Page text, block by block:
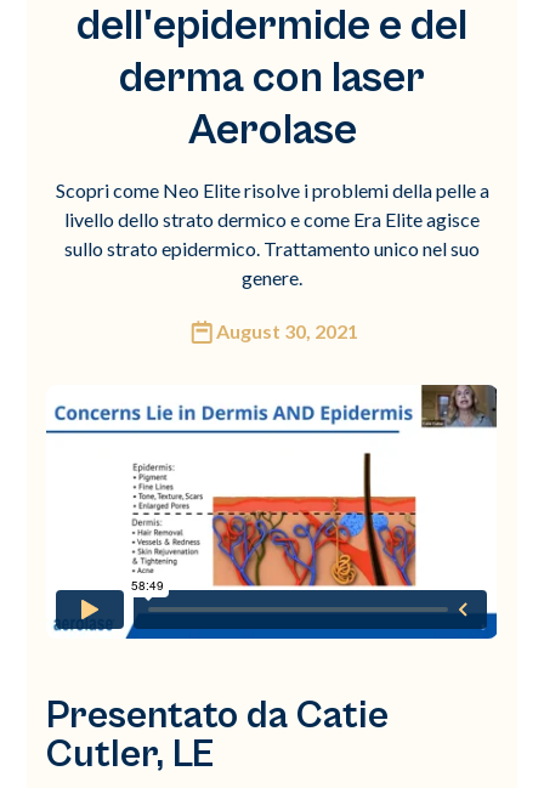
dell'epidermide e del
derma con laser
Aerolase
Scopri come Neo Elite risolve i problemi della pelle a
livello dello strato dermico e come Era Elite agisce
sullo strato epidermico. Trattamento unico nel suo
genere.
August 30, 2021
Presentato da Catie
Cutler, LE